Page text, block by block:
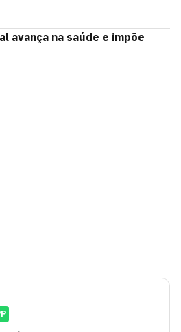
avança na saúde e impõe